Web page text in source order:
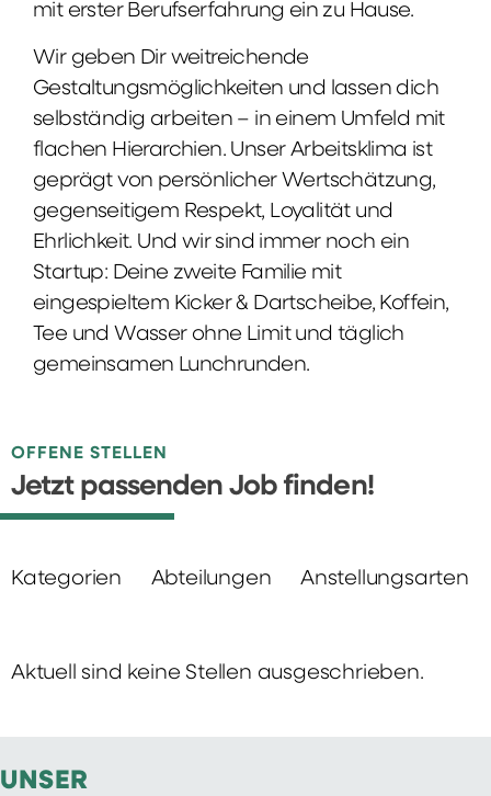
mit erster Berufserfahrung ein zu Hause.
Wir geben Dir weitreichende
Gestaltungsmöglichkeiten und lassen dich
selbständig arbeiten – in einem Umfeld mit
flachen Hierarchien. Unser Arbeitsklima ist
geprägt von persönlicher Wertschätzung,
gegenseitigem Respekt, Loyalität und
Ehrlichkeit. Und wir sind immer noch ein
Startup: Deine zweite Familie mit
eingespieltem Kicker & Dartscheibe, Koffein,
Tee und Wasser ohne Limit und täglich
gemeinsamen Lunchrunden.
OFFENE STELLEN
Jetzt passenden Job finden!
Kategorien Abteilungen Anstellungsarten
Aktuell sind keine Stellen ausgeschrieben.
UNSER